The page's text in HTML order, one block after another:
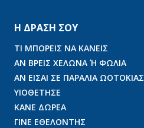
Η ΔΡΑΣΗ ΣΟΥ
ΤΙ ΜΠΟΡΕΙΣ ΝΑ ΚΑΝΕΙΣ
ΑΝ ΒΡΕΙΣ ΧΕΛΩΝΑ Ή ΦΩΛΙΑ
ΑΝ ΕΙΣΑΙ ΣΕ ΠΑΡΑΛΙΑ ΩΟΤΟΚΙΑΣ
ΥΙΟΘΕΤΗΣΕ
ΚΑΝΕ ΔΩΡΕΑ
ΓΙΝΕ ΕΘΕΛΟΝΤΗΣ